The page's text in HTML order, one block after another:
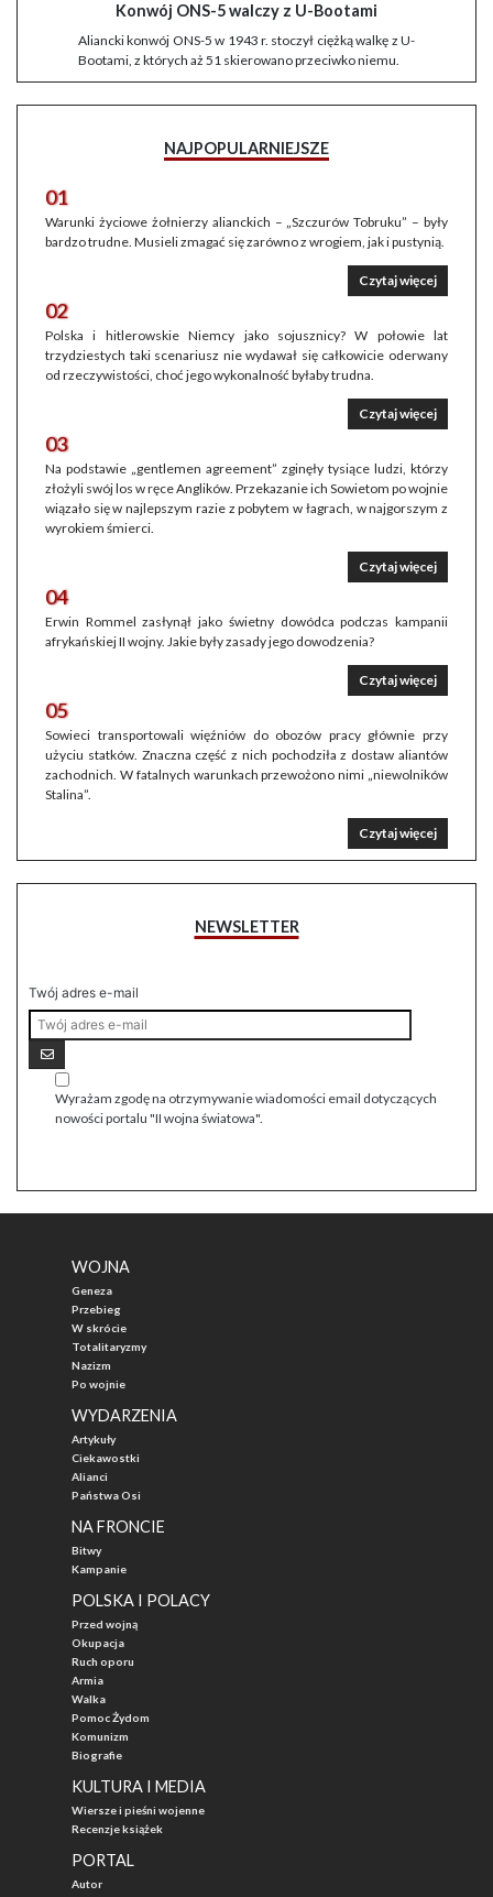
Konwój ONS-5 walczy z U-Bootami
Aliancki konwój ONS-5 w 1943 r. stoczył ciężką walkę z U-
Bootami, z których aż 51 skierowano przeciwko niemu.
NAJPOPULARNIEJSZE
01
Warunki życiowe żołnierzy alianckich – „Szczurów Tobruku” – były
bardzo trudne. Musieli zmagać się zarówno z wrogiem, jak i pustynią.
Czytaj więcej
02
Polska i hitlerowskie Niemcy jako sojusznicy? W połowie lat
trzydziestych taki scenariusz nie wydawał się całkowicie oderwany
od rzeczywistości, choć jego wykonalność byłaby trudna.
Czytaj więcej
03
Na podstawie „gentlemen agreement” zginęły tysiące ludzi, którzy
złożyli swój los w ręce Anglików. Przekazanie ich Sowietom po wojnie
wiązało się w najlepszym razie z pobytem w łagrach, w najgorszym z
wyrokiem śmierci.
Czytaj więcej
04
Erwin Rommel zasłynął jako świetny dowódca podczas kampanii
afrykańskiej II wojny. Jakie były zasady jego dowodzenia?
Czytaj więcej
05
Sowieci transportowali więźniów do obozów pracy głównie przy
użyciu statków. Znaczna część z nich pochodziła z dostaw aliantów
zachodnich. W fatalnych warunkach przewożono nimi „niewolników
Stalina”.
Czytaj więcej
NEWSLETTER
Twój adres e-mail
Wyrażam zgodę na otrzymywanie wiadomości email dotyczących
nowości portalu "II wojna światowa".
WOJNA
Geneza
Przebieg
W skrócie
Totalitaryzmy
Nazizm
Po wojnie
WYDARZENIA
Artykuły
Ciekawostki
Alianci
Państwa Osi
NA FRONCIE
Bitwy
Kampanie
POLSKA I POLACY
Przed wojną
Okupacja
Ruch oporu
Armia
Walka
Pomoc Żydom
Komunizm
Biografie
KULTURA I MEDIA
Wiersze i pieśni wojenne
Recenzje książek
PORTAL
Autor